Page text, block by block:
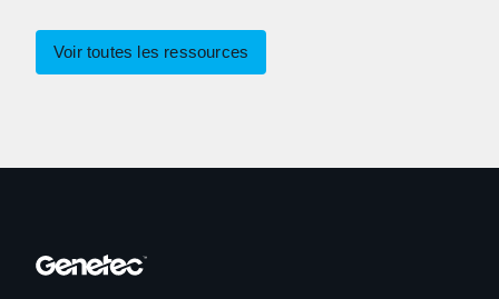
Voir toutes les ressources